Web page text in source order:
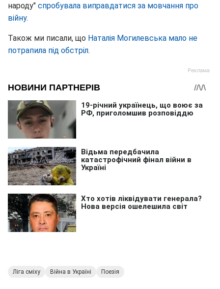
народу" спробувала виправдатися за мовчання про
війну.
Також ми писали, що Наталія Могилевська мало не
потрапила під обстріл.
Ліга сміху Війна в Україні Поезія